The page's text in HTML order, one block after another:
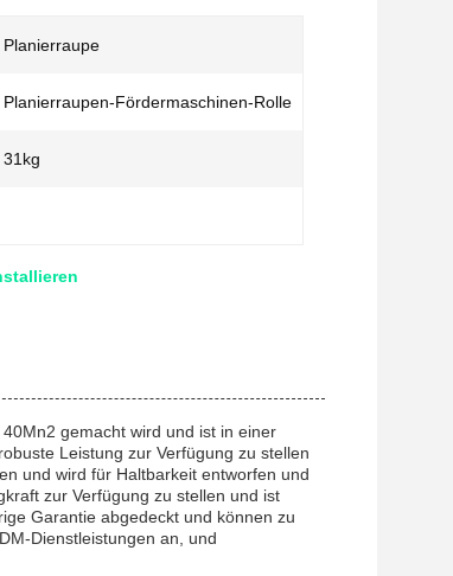
Planierraupe
Planierraupen-Fördermaschinen-Rolle
31kg
gemacht wird und ist in einer
Leistung zur Verfügung zu stellen
und wird für Haltbarkeit entworfen und
zur Verfügung zu stellen und ist
Garantie abgedeckt und können zu
Dienstleistungen an, und